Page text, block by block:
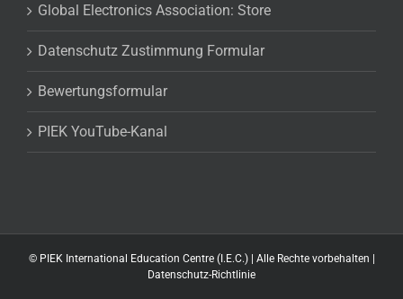
Global Electronics Association: Store
Datenschutz Zustimmung Formular
Bewertungsformular
PIEK YouTube-Kanal
©PIEK International Education Centre (I.E.C.) | Alle Rechte vorbehalten |
Datenschutz-Richtlinie